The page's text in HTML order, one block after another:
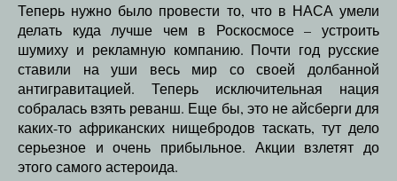
Теперь нужно было провести то, что в НАСА умели
делать куда лучше чем в Роскосмосе – устроить
шумиху и рекламную компанию. Почти год русские
ставили на уши весь мир со своей долбанной
антигравитацией. Теперь исключительная нация
собралась взять реванш. Еще бы, это не айсберги для
каких-то африканских нищебродов таскать, тут дело
серьезное и очень прибыльное. Акции взлетят до
этого самого астероида.